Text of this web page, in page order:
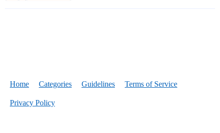
Home Categories Guidelines Terms of Service
Privacy Policy